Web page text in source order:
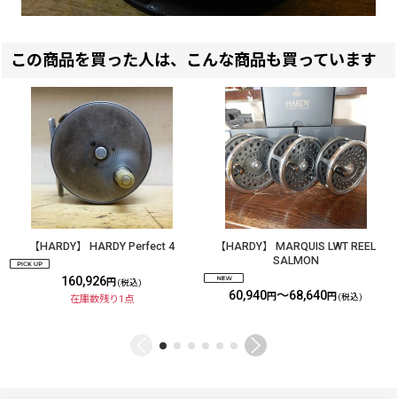
この商品を買った人は、こんな商品も買っています
【HARDY】 HARDY Perfect 4
160,926円 (税込)
在庫数残り1点
【HARDY】 MARQUIS LWT REEL
SALMON
60,940円～68,640円 (税込)